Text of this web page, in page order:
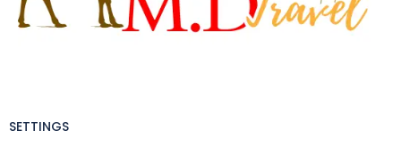
SETTINGS